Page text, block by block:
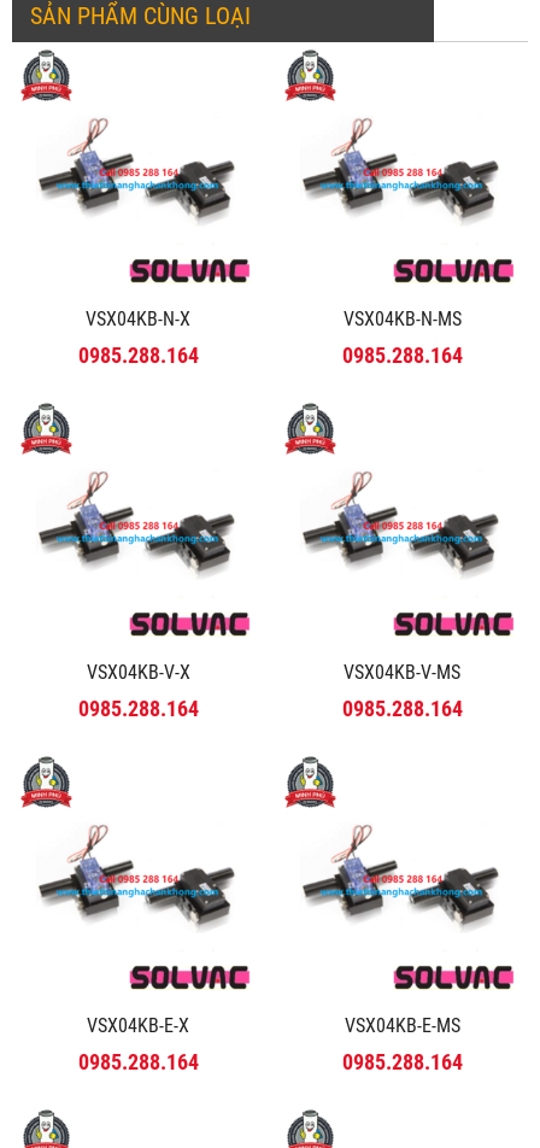
SẢN PHẨM CÙNG LOẠI
VSX04KB-N-X
0985.288.164
VSX04KB-N-MS
0985.288.164
VSX04KB-V-X
0985.288.164
VSX04KB-V-MS
0985.288.164
VSX04KB-E-X
0985.288.164
VSX04KB-E-MS
0985.288.164